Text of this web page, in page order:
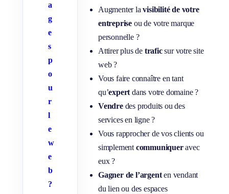
a
g
e
s
p
o
u
r
l
e
w
e
b
?
Augmenter lavisibilité de votre
entrepriseou de votre marque
personnelle ?
Attirer plus de traficsur votre site
web ?
Vous faire connaître en tant
qu’expert dans votre domaine ?
Vendredes produits ou des
services en ligne ?
Vous rapprocher de vos clients ou
simplement communiqueravec
eux ?
Gagner de l’argenten vendant
du lien ou des espaces